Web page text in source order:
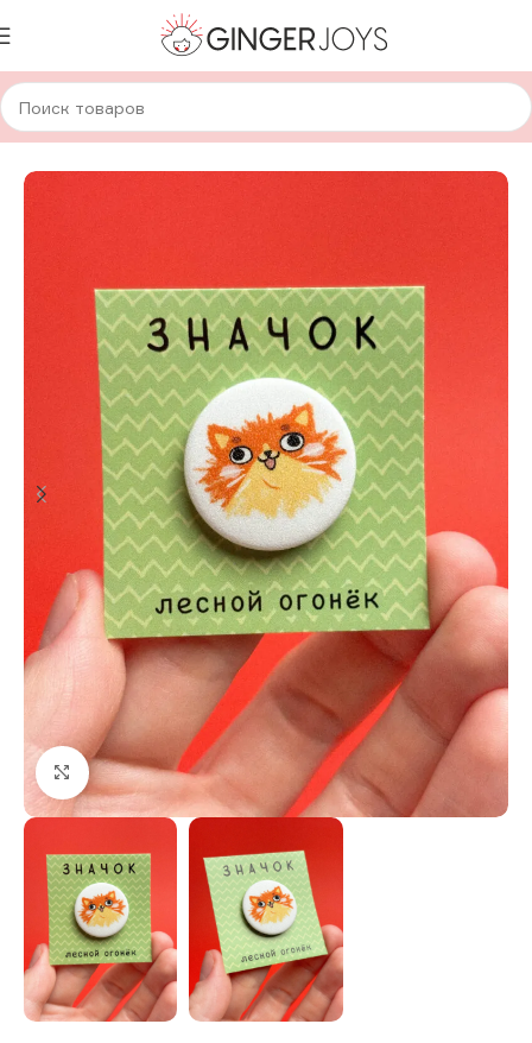
Главная Украшения Брошки и значки
Нажмите, чтобы увеличить изображение